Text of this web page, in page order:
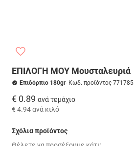
ΕΠΙΛΟΓΗ ΜΟΥ Μουσταλευριά
Επιδόρπιο 180gr- Κωδ. προϊόντος 771785
€ 0.89 ανά τεμάχιο
€ 4.94ανά κιλό
Σχόλια προϊόντος